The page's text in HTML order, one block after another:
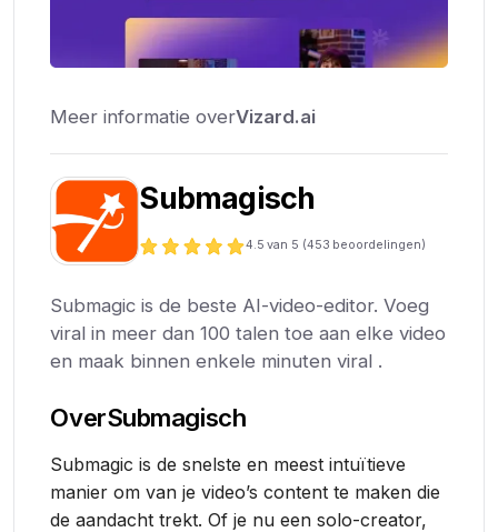
Meer informatie overVizard.ai
Submagisch
4.5 van 5 (453 beoordelingen)
Submagic is de beste AI-video-editor. Voeg
viral in meer dan 100 talen toe aan elke video
en maak binnen enkele minuten viral .
OverSubmagisch
Submagic is de snelste en meest intuïtieve
manier om van je video’s content te maken die
de aandacht trekt. Of je nu een solo-creator,